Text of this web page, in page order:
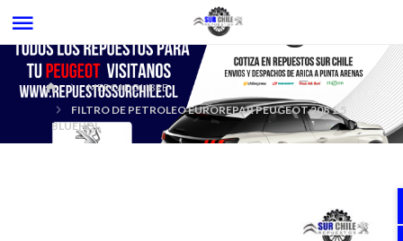
MERCADOLIBRE
FILTRO DE PETROLEO EUROREPAR PEUGEOT 208 1.5
BLUEHDI